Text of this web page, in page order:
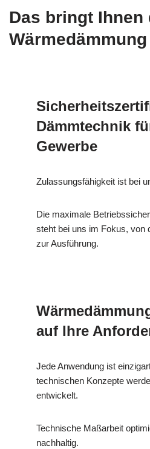
Das bringt Ihnen
Wärmedämmung
Dämmtechnik
Gewerbe
Zulassungsfähigkeit ist bei
Die maximale
steht bei uns im Fokus, von
zur Ausführung.
auf Ihre
Jede Anwendung ist
technischen Konzepte
entwickelt.
Technische Maßarbeit
nachhaltig.